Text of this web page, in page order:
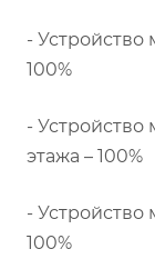
- Устройство
100%
-
этажа – 100%
- Устройство
100%